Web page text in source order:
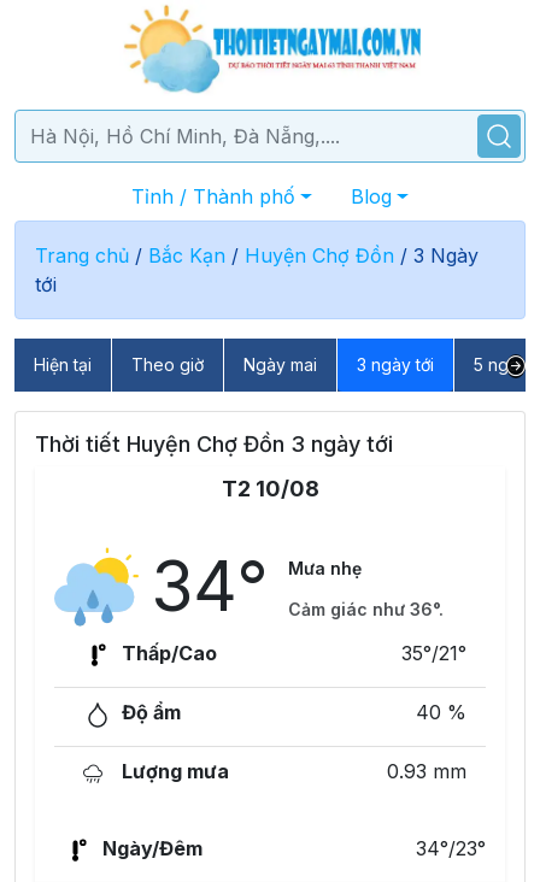
Tỉnh / Thành phố Blog
Trang chủ / Bắc Kạn / Huyện Chợ Đồn / 3 Ngày
tới
Hiện tại Theo giờ Ngày mai 3 ngày tới 5 ngày
Thời tiết Huyện Chợ Đồn 3 ngày tới
T2 10/08
34°
Mưa nhẹ
Cảm giác như 36°.
Thấp/Cao 35°/21°
Độ ẩm 40 %
Lượng mưa 0.93 mm
Ngày/Đêm 34°/23°